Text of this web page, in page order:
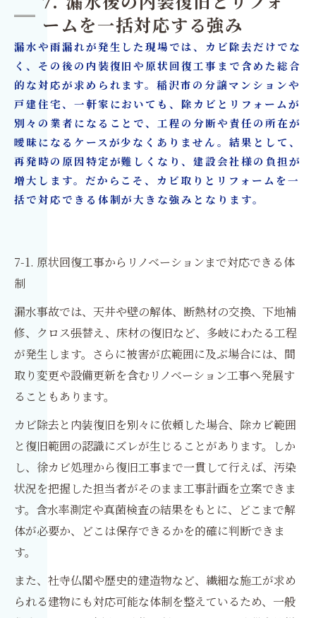
ームを一括対応する強み
漏水や雨漏れが発生した現場では、カビ除去だけでな
く、その後の内装復旧や原状回復工事まで含めた総合
的な対応が求められます。稲沢市の分譲マンションや
戸建住宅、一軒家においても、除カビとリフォームが
別々の業者になることで、工程の分断や責任の所在が
曖昧になるケースが少なくありません。結果として、
再発時の原因特定が難しくなり、建設会社様の負担が
増大します。だからこそ、カビ取りとリフォームを一
括で対応できる体制が大きな強みとなります。
7-1. 原状回復工事からリノベーションまで対応できる体
制
漏水事故では、天井や壁の解体、断熱材の交換、下地補
修、クロス張替え、床材の復旧など、多岐にわたる工程
が発生します。さらに被害が広範囲に及ぶ場合には、間
取り変更や設備更新を含むリノベーション工事へ発展す
ることもあります。
カビ除去と内装復旧を別々に依頼した場合、除カビ範囲
と復旧範囲の認識にズレが生じることがあります。しか
し、徐カビ処理から復旧工事まで一貫して行えば、汚染
状況を把握した担当者がそのまま工事計画を立案できま
す。含水率測定や真菌検査の結果をもとに、どこまで解
体が必要か、どこは保存できるかを的確に判断できま
す。
また、社寺仏閣や歴史的建造物など、繊細な施工が求め
られる建物にも対応可能な体制を整えているため、一般